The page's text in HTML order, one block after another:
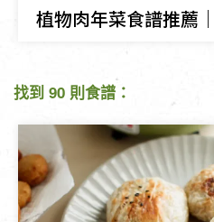
找到 90 則食譜：